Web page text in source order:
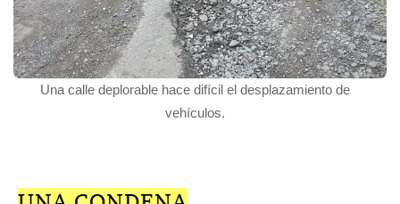
Una calle deplorable hace difícil el desplazamiento de
vehículos.